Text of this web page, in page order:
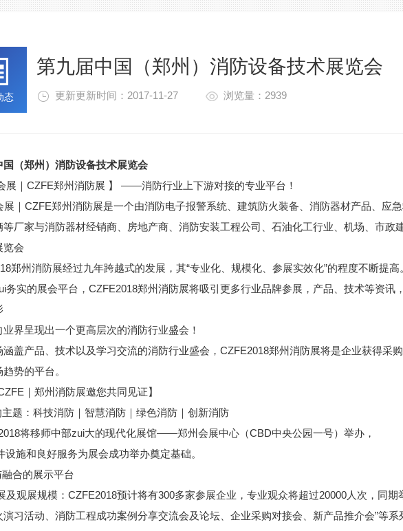
态
第九届中国（郑州）消防设备技术展览会
更新更新时间：2017-11-27 浏览量：2939
国（郑州）消防设备技术展览会
展｜CZFE郑州消防展 】 ——消防行业上下游对接的专业平台！
｜CZFE郑州消防展是一个由消防电子报警系统、建筑防火装备、消防器材产品、应
等厂家与消防器材经销商、房地产商、消防安装工程公司、石油化工行业、机场、市政
览会
郑州消防展经过九年跨越式的发展，其“专业化、规模化、参展实效化”的程度不断提
务实的展会平台，CZFE2018郑州消防展将吸引更多行业品牌参展，产品、技术等资讯
业界呈现出一个更高层次的消防行业盛会！
涵盖产品、技术以及学习交流的消防行业盛会，CZFE2018郑州消防展将是企业获得采
势的平台。
｜郑州消防展邀您共同见证】
题：科技消防｜智慧消防｜绿色消防｜创新消防
将移师中部zui大的现代化展馆——郑州会展中心（CBD中央公园一号）举办，
设施和良好服务为展会成功举办奠定基础。
合的展示平台
及观展规模：CZFE2018预计将有300多家参展企业，专业观众将超过20000人次，同
演习活动、消防工程成功案例分享交流会及论坛、企业采购对接会、新产品推介会”等系